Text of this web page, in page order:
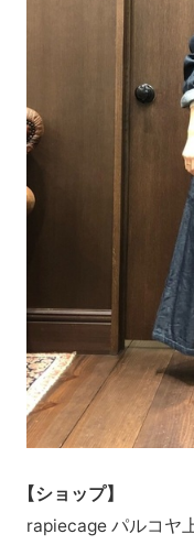
【ショップ】
rapiecage パルコヤ